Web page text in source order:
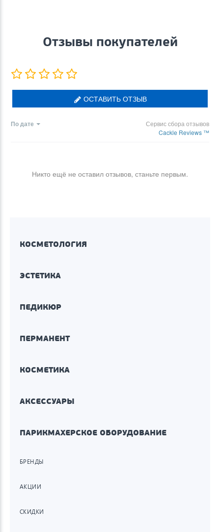
Отзывы покупателей
ОСТАВИТЬ ОТЗЫВ
По дате
Сервис сбора отзывов
Cackle Reviews ™
Никто ещё не оставил отзывов, станьте первым.
КОСМЕТОЛОГИЯ
ЭСТЕТИКА
ПЕДИКЮР
ПЕРМАНЕНТ
КОСМЕТИКА
АКСЕССУАРЫ
ПАРИКМАХЕРСКОЕ ОБОРУДОВАНИЕ
БРЕНДЫ
АКЦИИ
СКИДКИ